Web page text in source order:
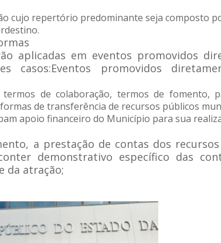
cujo repertório predominante seja composto
aplicadas em eventos promovidos
casos:Eventos promovidos
de colaboração, termos de fomento,
de transferência de recursos públicos
apoio financeiro do Município para sua
a prestação de contas dos
demonstrativo específico das
da atração;